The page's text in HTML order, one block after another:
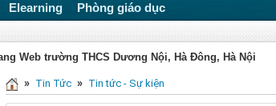
Elearning Phòng giáo dục
Web trường THCS Dương Nội, Hà Đông, Hà Nội
» Tin Tức » Tin tức - Sự kiện